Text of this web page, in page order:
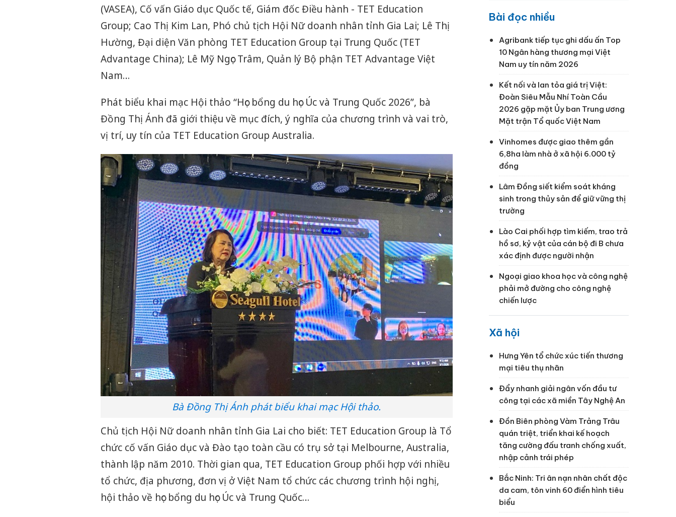
(VASEA), Cố vấn Giáo dục Quốc tế, Giám đốc Điều hành - TET Education
Group; Cao Thị Kim Lan, Phó chủ tịch Hội Nữ doanh nhân tỉnh Gia Lai; Lê Thị
Hường, Đại diện Văn phòng TET Education Group tại Trung Quốc (TET
Advantage China); Lê Mỹ Ngọc Trâm, Quản lý Bộ phận TET Advantage Việt
Nam…
Phát biểu khai mạc Hội thảo “Học bổng du học Úc và Trung Quốc 2026”, bà
Đồng Thị Ánh đã giới thiệu về mục đích, ý nghĩa của chương trình và vai trò,
vị trí, uy tín của TET Education Group Australia.
Bà Đồng Thị Ánh phát biểu khai mạc Hội thảo.
Chủ tịch Hội Nữ doanh nhân tỉnh Gia Lai cho biết: TET Education Group là Tổ
chức cố vấn Giáo dục và Đào tạo toàn cầu có trụ sở tại Melbourne, Australia,
thành lập năm 2010. Thời gian qua, TET Education Group phối hợp với nhiều
tổ chức, địa phương, đơn vị ở Việt Nam tổ chức các chương trình hội nghị,
hội thảo về học bổng du học Úc và Trung Quốc…
Bài đọc nhiều
Agribank tiếp tục ghi dấu ấn Top
10 Ngân hàng thương mại Việt
Nam uy tín năm 2026
Kết nối và lan tỏa giá trị Việt:
Đoàn Siêu Mẫu Nhí Toàn Cầu
2026 gặp mặt Ủy ban Trung ương
Mặt trận Tổ quốc Việt Nam
Vinhomes được giao thêm gần
6,8ha làm nhà ở xã hội 6.000 tỷ
đồng
Lâm Đồng siết kiểm soát kháng
sinh trong thủy sản để giữ vững thị
trường
Lào Cai phối hợp tìm kiếm, trao trả
hồ sơ, kỷ vật của cán bộ đi B chưa
xác định được người nhận
Ngoại giao khoa học và công nghệ
phải mở đường cho công nghệ
chiến lược
Xã hội
Hưng Yên tổ chức xúc tiến thương
mại tiêu thụ nhãn
Đẩy nhanh giải ngân vốn đầu tư
công tại các xã miền Tây Nghệ An
Đồn Biên phòng Vàm Trảng Trâu
quán triệt, triển khai kế hoạch
tăng cường đấu tranh chống xuất,
nhập cảnh trái phép
Bắc Ninh: Tri ân nạn nhân chất độc
da cam, tôn vinh 60 điển hình tiêu
biểu